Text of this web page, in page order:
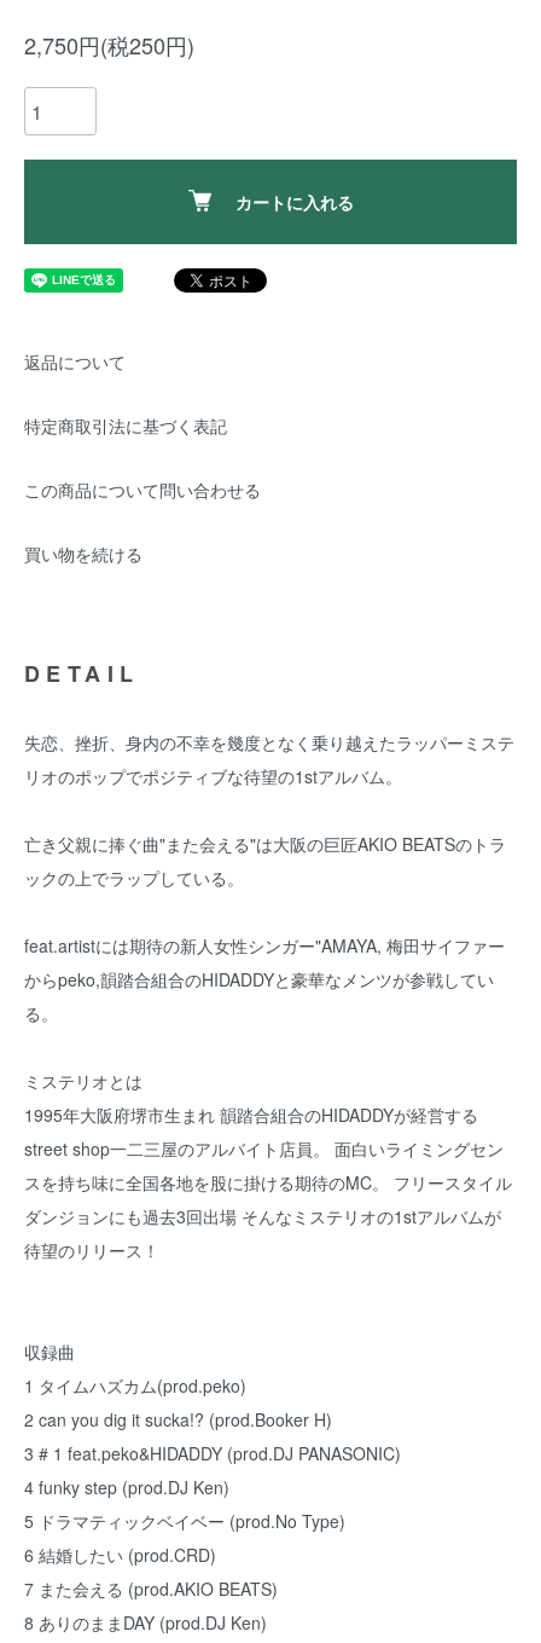
2,750円(税250円)
カートに入れる
返品について
特定商取引法に基づく表記
この商品について問い合わせる
買い物を続ける
DETAIL
失恋、挫折、身内の不幸を幾度となく乗り越えたラッパーミステ
リオのポップでポジティブな待望の1stアルバム。
亡き父親に捧ぐ曲"また会える"は大阪の巨匠AKIO BEATSのトラ
ックの上でラップしている。
feat.artistには期待の新人女性シンガー"AMAYA, 梅田サイファー
からpeko,韻踏合組合のHIDADDYと豪華なメンツが参戦してい
る。
ミステリオとは
1995年大阪府堺市生まれ 韻踏合組合のHIDADDYが経営する
street shop一二三屋のアルバイト店員。 面白いライミングセン
スを持ち味に全国各地を股に掛ける期待のMC。 フリースタイル
ダンジョンにも過去3回出場 そんなミステリオの1stアルバムが
待望のリリース！
収録曲
1 タイムハズカム(prod.peko)
2 can you dig it sucka!? (prod.Booker H)
3 # 1 feat.peko&HIDADDY (prod.DJ PANASONIC)
4 funky step (prod.DJ Ken)
5 ドラマティックベイベー (prod.No Type)
6 結婚したい (prod.CRD)
7 また会える (prod.AKIO BEATS)
8 ありのままDAY (prod.DJ Ken)